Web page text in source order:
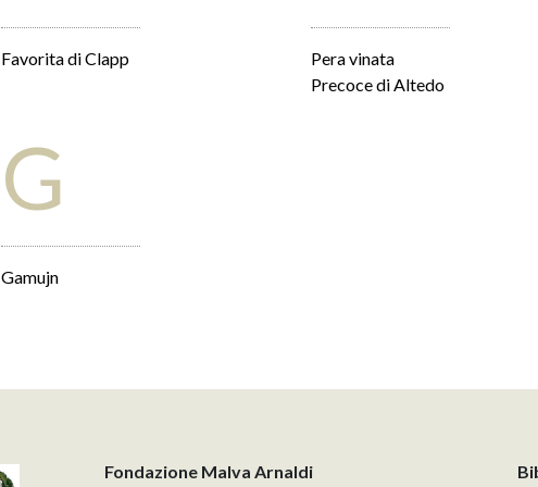
Favorita di Clapp
G
Gamujn
Pera vinata
Precoce di Altedo
Fondazione Malva Arnaldi